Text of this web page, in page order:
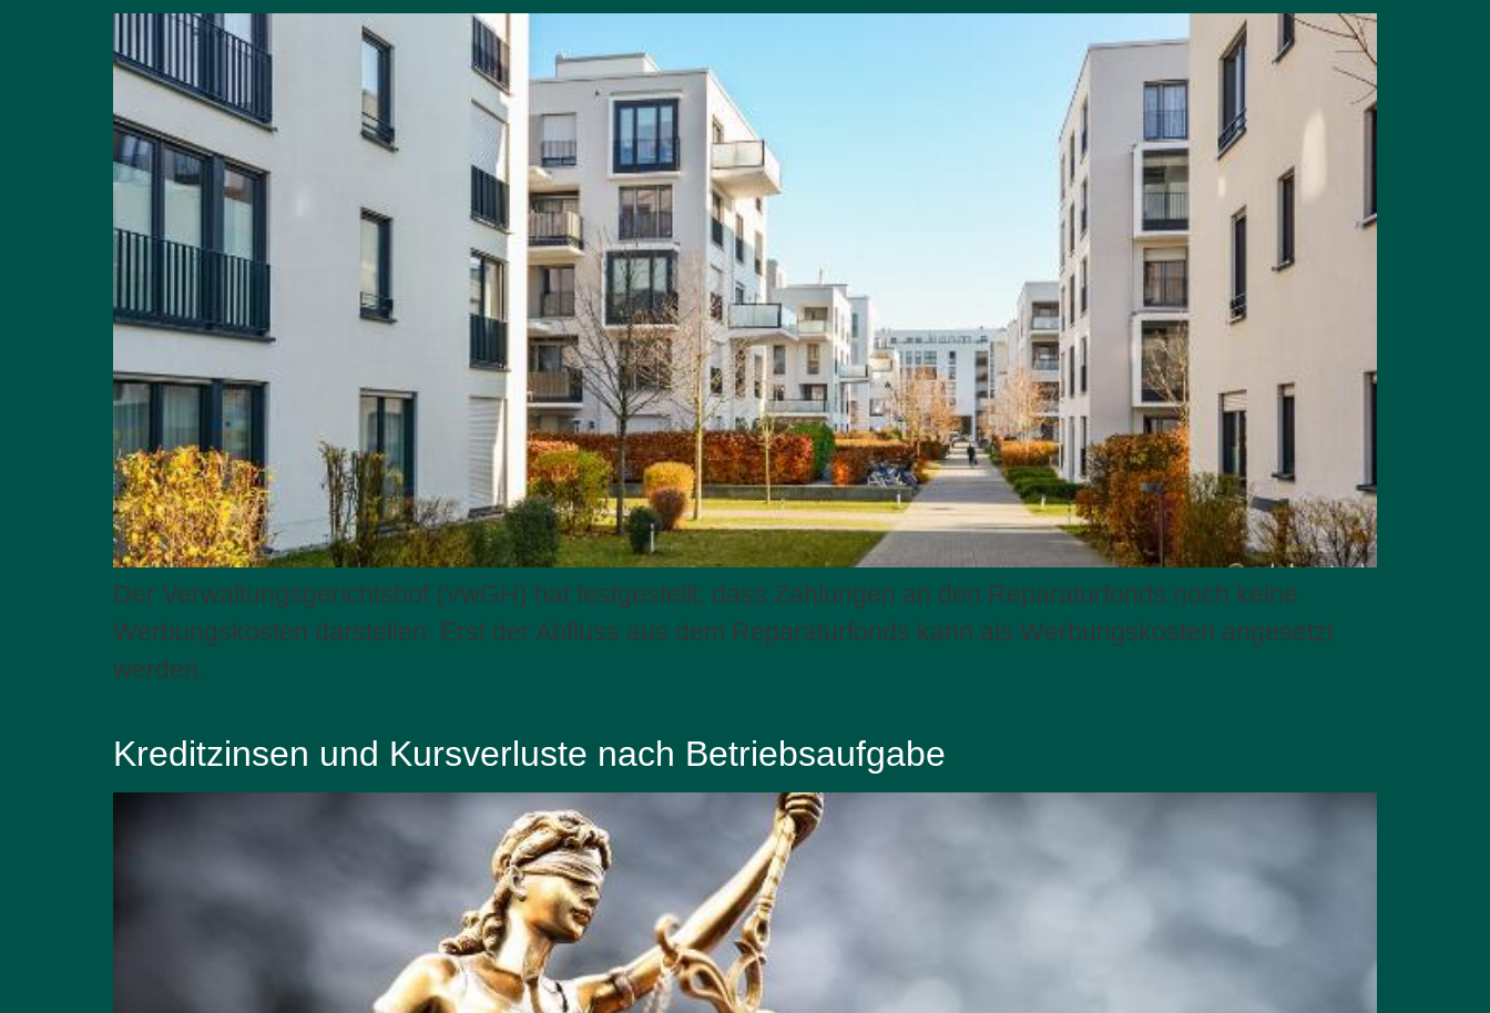
Der Verwaltungsgerichtshof (VwGH) hat festgestellt, dass Zahlungen an den Reparaturfonds noch keine
Werbungskosten darstellen. Erst der Abfluss aus dem Reparaturfonds kann als Werbungskosten angesetzt
werden.
Kreditzinsen und Kursverluste nach Betriebsaufgabe